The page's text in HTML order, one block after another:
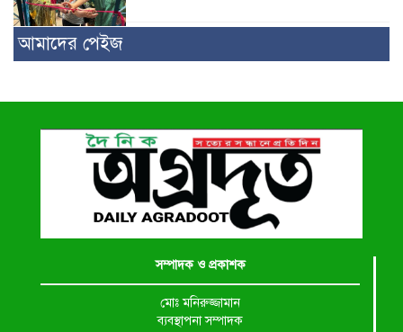
আমাদের পেইজ
সম্পাদক ও প্রকাশক
মোঃ মনিরুজ্জামান
ব্যবস্থাপনা সম্পাদক